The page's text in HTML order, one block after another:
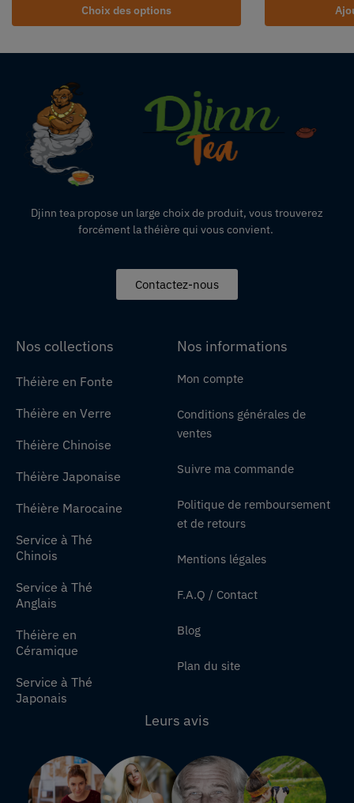
Choix des options
Djinn tea propose un large choix de produit, vous trouverez
forcément la théière qui vous convient.
Contactez-nous
Nos collections
Théière en Fonte
Théière en Verre
Théière Chinoise
Théière Japonaise
Théière Marocaine
Service à Thé
Chinois
Service à Thé
Anglais
Théière en
Céramique
Service à Thé
Japonais
Nos informations
Mon compte
Conditions générales de
ventes
Suivre ma commande
Politique de remboursement
et de retours
Mentions légales
F.A.Q / Contact
Blog
Plan du site
Leurs avis